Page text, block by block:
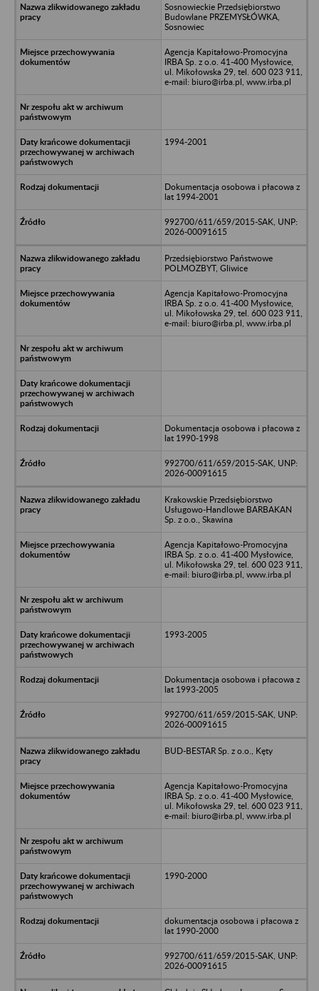
Sosnowieckie Przedsiębiorstwo
Budowlane PRZEMYSŁÓWKA,
Sosnowiec
Agencja Kapitałowo-Promocyjna
IRBA Sp. z o.o. 41-400 Mysłowice,
ul. Mikołowska 29, tel. 600 023 911,
e-mail: biuro@irba.pl, www.irba.pl
1994-2001
Dokumentacja osobowa i płacowa z
lat 1994-2001
992700/611/659/2015-SAK, UNP:
2026-00091615
Przedsiębiorstwo Państwowe
POLMOZBYT, Gliwice
Agencja Kapitałowo-Promocyjna
IRBA Sp. z o.o. 41-400 Mysłowice,
ul. Mikołowska 29, tel. 600 023 911,
e-mail: biuro@irba.pl, www.irba.pl
Dokumentacja osobowa i płacowa z
lat 1990-1998
992700/611/659/2015-SAK, UNP:
2026-00091615
Krakowskie Przedsiębiorstwo
Usługowo-Handlowe BARBAKAN
Sp. z o.o., Skawina
Agencja Kapitałowo-Promocyjna
IRBA Sp. z o.o. 41-400 Mysłowice,
ul. Mikołowska 29, tel. 600 023 911,
e-mail: biuro@irba.pl, www.irba.pl
1993-2005
Dokumentacja osobowa i płacowa z
lat 1993-2005
992700/611/659/2015-SAK, UNP:
2026-00091615
BUD-BESTAR Sp. z o.o., Kęty
Agencja Kapitałowo-Promocyjna
IRBA Sp. z o.o. 41-400 Mysłowice,
ul. Mikołowska 29, tel. 600 023 911,
e-mail: biuro@irba.pl, www.irba.pl
1990-2000
dokumentacja osobowa i płacowa z
lat 1990-2000
992700/611/659/2015-SAK, UNP:
2026-00091615